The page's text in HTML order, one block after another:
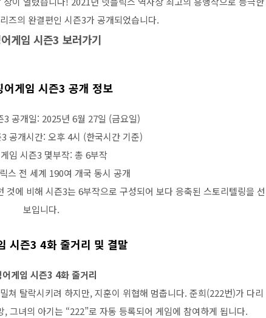
즈의 완결편인 시즌3가 공개되었습니다.
게임 시즌3 보러가기
어게임 시즌3 공개 정보
3 공개일: 2025년 6월 27일 (금요일)
공개시간: 오후 4시 (한국시간 기준)
임 시즌3 몇부작: 총 6부작
스 전 세계 190여 개국 동시 공개
에 비해 시즌3는 6부작으로 구성되어 보다 응축된 스토리텔링을 선
보입니다.
시즌3 4화 줄거리 및 결말
어게임 시즌3 4화 줄거리
쳐 탈락시키려 하지만, 지훈이 위협해 멈춥니다. 준희(222번)가 다리
그녀의 아기는 “222”로 자동 등록되어 게임에 참여하게 됩니다.